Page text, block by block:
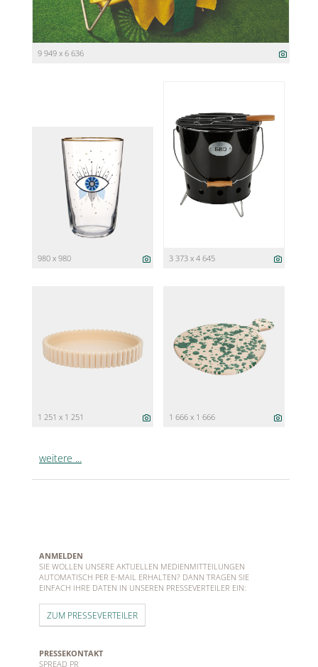
9 949 x 6 636
980 x 980 3 373 x 4 645
1 251 x 1 251 1 666 x 1 666
weitere ...
ANMELDEN
SIE WOLLEN UNSERE AKTUELLEN MEDIENMITTEILUNGEN
AUTOMATISCH PER E-MAIL ERHALTEN? DANN TRAGEN SIE
EINFACH IHRE DATEN IN UNSEREN PRESSEVERTEILER EIN:
ZUM PRESSEVERTEILER
PRESSEKONTAKT
SPREAD PR